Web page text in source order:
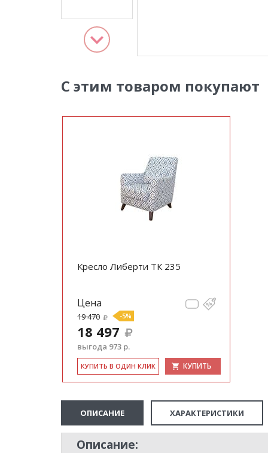
С этим товаром покупают
Кресло Либерти ТК 235
Цена
19 470 -5%
18 497
выгода 973 р.
КУ­ПИТЬ В ОДИН КЛИК КУПИТЬ
ОПИСАНИЕ ХАРАКТЕРИСТИКИ
Описание: